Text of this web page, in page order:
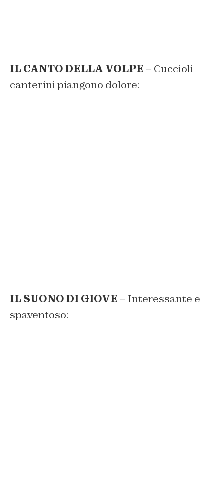
IL CANTO DELLA VOLPE – Cuccioli
canterini piangono dolore:
IL SUONO DI GIOVE – Interessante e
spaventoso: